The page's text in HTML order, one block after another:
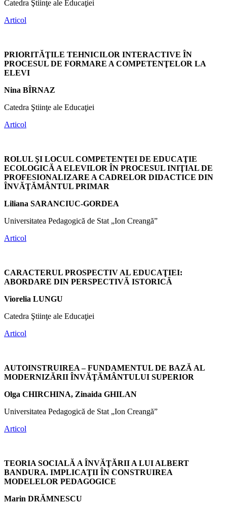
Catedra Ştiinţe ale Educaţiei
Articol
PRIORITĂŢILE TEHNICILOR INTERACTIVE ÎN
PROCESUL DE FORMARE A COMPETENŢELOR LA
ELEVI
Nina BÎRNAZ
Catedra Ştiinţe ale Educaţiei
Articol
ROLUL ŞI LOCUL COMPETENŢEI DE EDUCAŢIE
ECOLOGICĂ A ELEVILOR ÎN PROCESUL INIŢIAL DE
PROFESIONALIZARE A CADRELOR DIDACTICE DIN
ÎNVĂŢĂMÂNTUL PRIMAR
Liliana SARANCIUC-GORDEA
Universitatea Pedagogică de Stat „Ion Creangă”
Articol
CARACTERUL PROSPECTIV AL EDUCAŢIEI:
ABORDARE DIN PERSPECTIVĂ ISTORICĂ
Viorelia LUNGU
Catedra Ştiinţe ale Educaţiei
Articol
AUTOINSTRUIREA – FUNDAMENTUL DE BAZĂ AL
MODERNIZĂRII ÎNVĂŢĂMÂNTULUI SUPERIOR
Olga CHIRCHINA, Zinaida GHILAN
Universitatea Pedagogică de Stat „Ion Creangă”
Articol
TEORIA SOCIALĂ A ÎNVĂŢĂRII A LUI ALBERT
BANDURA. IMPLICAŢII ÎN CONSTRUIREA
MODELELOR PEDAGOGICE
Marin DRĂMNESCU